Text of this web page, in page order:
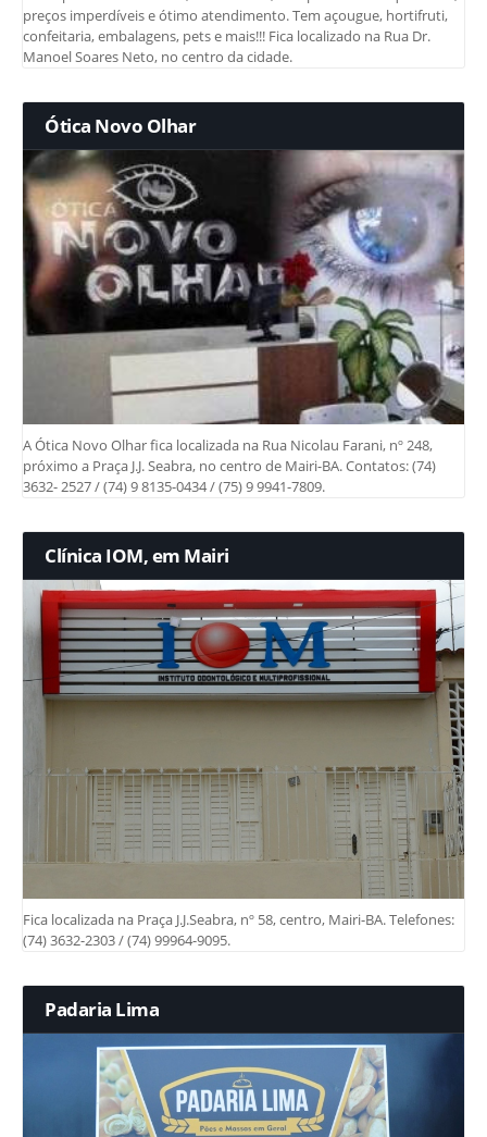
preços imperdíveis e ótimo atendimento. Tem açougue, hortifruti,
confeitaria, embalagens, pets e mais!!! Fica localizado na Rua Dr.
Manoel Soares Neto, no centro da cidade.
Ótica Novo Olhar
A Ótica Novo Olhar fica localizada na Rua Nicolau Farani, nº 248,
próximo a Praça J.J. Seabra, no centro de Mairi-BA. Contatos: (74)
3632- 2527 / (74) 9 8135-0434 / (75) 9 9941-7809.
Clínica IOM, em Mairi
Fica localizada na Praça J.J.Seabra, nº 58, centro, Mairi-BA. Telefones:
(74) 3632-2303 / (74) 99964-9095.
Padaria Lima